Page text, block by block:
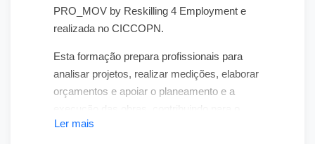
PRO_MOV by Reskilling 4 Employment e
realizada no CICCOPN.
Esta formação prepara profissionais para
analisar projetos, realizar medições, elaborar
orçamentos e apoiar o planeamento e a
execução das obras, contribuindo para o
cumprimento dos custos, prazos, padrões
Ler mais